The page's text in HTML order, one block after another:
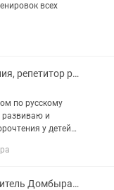
всех
Тренер скорочтения, репетитор русского языка и литературы.
по русскому
развиваю и
у детей
к ЕНТ и
Курсы домбра,учитель Домбыра обучение офлайн и онлайн